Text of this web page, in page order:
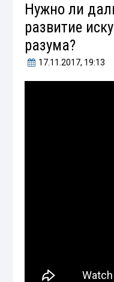
Нужно ли
развитие
разума?
17.11.2017, 19:13